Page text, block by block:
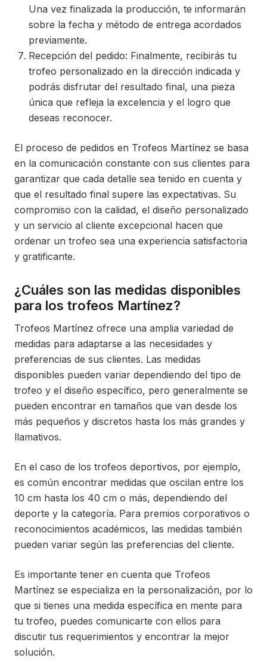
Una vez finalizada la producción, te informarán
sobre la fecha y método de entrega acordados
previamente.
Recepción del pedido: Finalmente, recibirás tu
trofeo personalizado en la dirección indicada y
podrás disfrutar del resultado final, una pieza
única que refleja la excelencia y el logro que
deseas reconocer.
El proceso de pedidos en Trofeos Martínez se basa
en la comunicación constante con sus clientes para
garantizar que cada detalle sea tenido en cuenta y
que el resultado final supere las expectativas. Su
compromiso con la calidad, el diseño personalizado
y un servicio al cliente excepcional hacen que
ordenar un trofeo sea una experiencia satisfactoria
y gratificante.
¿Cuáles son las medidas disponibles
para los trofeos Martínez?
Trofeos Martínez ofrece una amplia variedad de
medidas para adaptarse a las necesidades y
preferencias de sus clientes. Las medidas
disponibles pueden variar dependiendo del tipo de
trofeo y el diseño específico, pero generalmente se
pueden encontrar en tamaños que van desde los
más pequeños y discretos hasta los más grandes y
llamativos.
En el caso de los trofeos deportivos, por ejemplo,
es común encontrar medidas que oscilan entre los
10 cm hasta los 40 cm o más, dependiendo del
deporte y la categoría. Para premios corporativos o
reconocimientos académicos, las medidas también
pueden variar según las preferencias del cliente.
Es importante tener en cuenta que Trofeos
Martínez se especializa en la personalización, por lo
que si tienes una medida específica en mente para
tu trofeo, puedes comunicarte con ellos para
discutir tus requerimientos y encontrar la mejor
solución.